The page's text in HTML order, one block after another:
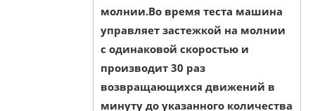
молнии.Во время теста машина
управляет застежкой на молнии
с одинаковой скоростью и
производит 30 раз
возвращающихся движений в
минуту до указанного количества